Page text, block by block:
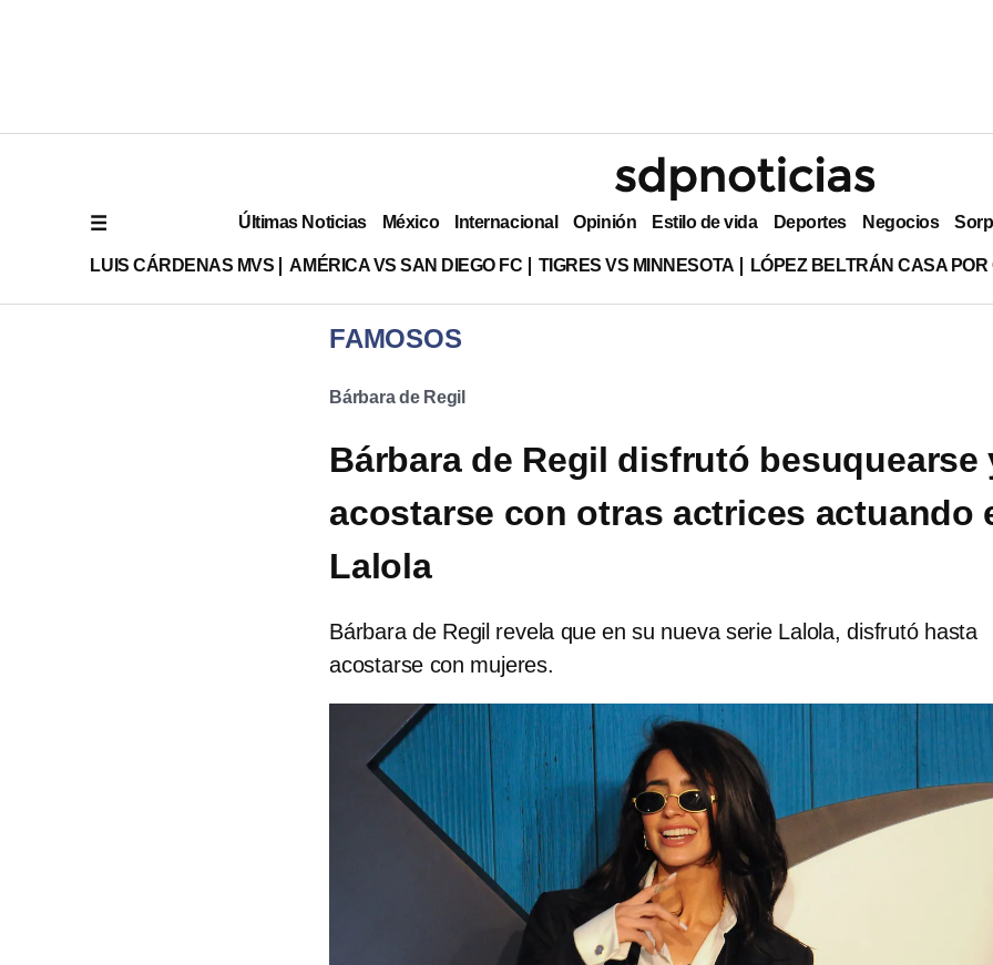
Últimas Noticias México Internacional Opinión Estilo de vida Deportes Negocios
LUIS CÁRDENAS MVS AMÉRICA VS SAN DIEGO FC TIGRES VS MINNESOTA LÓPEZ BELTRÁN CASA
FAMOSOS
Bárbara de Regil
Bárbara de Regil disfrutó besuquearse
acostarse con otras actrices actuando
Lalola
Bárbara de Regil revela que en su nueva serie Lalola, disfrutó hasta
acostarse con mujeres.